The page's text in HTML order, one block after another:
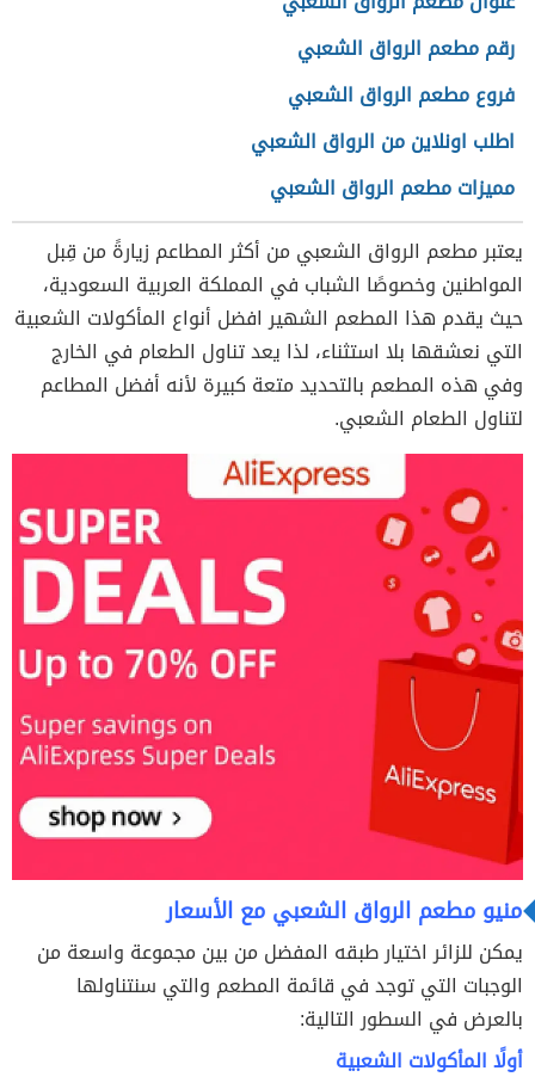
رقم مطعم الرواق الشعبي
فروع مطعم الرواق الشعبي
اطلب اونلاين من الرواق الشعبي
مميزات مطعم الرواق الشعبي
يعتبر مطعم الرواق الشعبي من أكثر المطاعم زيارةً من قِبل
المواطنين وخصوصًا الشباب في المملكة العربية السعودية،
حيث يقدم هذا المطعم الشهير افضل أنواع المأكولات الشعبية
التي نعشقها بلا استثناء، لذا يعد تناول الطعام في الخارج
وفي هذه المطعم بالتحديد متعة كبيرة لأنه أفضل المطاعم
لتناول الطعام الشعبي.
منيو مطعم الرواق الشعبي مع الأسعار
يمكن للزائر اختيار طبقه المفضل من بين مجموعة واسعة من
الوجبات التي توجد في قائمة المطعم والتي سنتناولها
بالعرض في السطور التالية:
أولًا المأكولات الشعبية